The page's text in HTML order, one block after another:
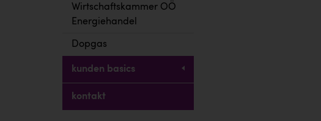
Wirtschaftskammer OÖ
Energiehandel
Dopgas
kunden basics
kontakt